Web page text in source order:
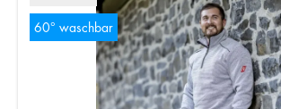
60° waschbar